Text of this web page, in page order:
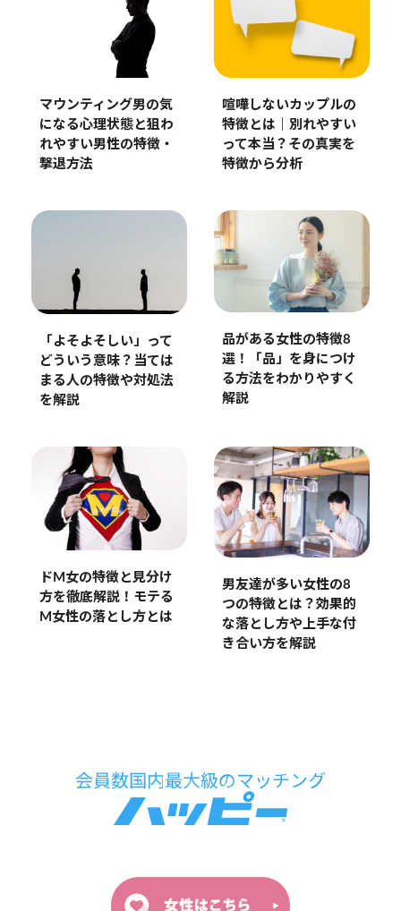
マウンティング男の気
になる心理状態と狙わ
れやすい男性の特徴・
撃退方法
喧嘩しないカップルの
特徴とは｜別れやすい
って本当？その真実を
特徴から分析
「よそよそしい」って
どういう意味？当ては
まる人の特徴や対処法
を解説
品がある女性の特徴8
選！「品」を身につけ
る方法をわかりやすく
解説
ドM女の特徴と見分け
方を徹底解説！モテる
M女性の落とし方とは
男友達が多い女性の8
つの特徴とは？効果的
な落とし方や上手な付
き合い方を解説